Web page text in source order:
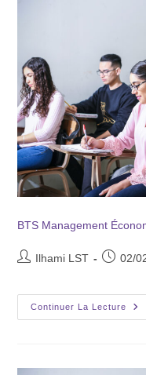
BTS Management
Ilhami LST 02/
Continuer La Lecture